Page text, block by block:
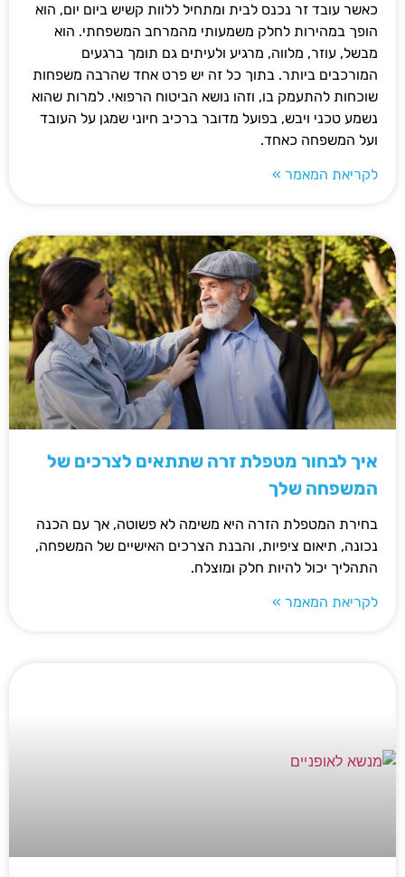
כאשר עובד זר נכנס לבית ומתחיל ללוות קשיש ביום יום, הוא
הופך במהירות לחלק משמעותי מהמרחב המשפחתי. הוא
מבשל, עוזר, מלווה, מרגיע ולעיתים גם תומך ברגעים
המורכבים ביותר. בתוך כל זה יש פרט אחד שהרבה משפחות
שוכחות להתעמק בו, וזהו נושא הביטוח הרפואי. למרות שהוא
נשמע טכני ויבש, בפועל מדובר ברכיב חיוני שמגן על העובד
ועל המשפחה כאחד.
לקריאת המאמר »
איך לבחור מטפלת זרה שתתאים לצרכים של
המשפחה שלך
בחירת המטפלת הזרה היא משימה לא פשוטה, אך עם הכנה
נכונה, תיאום ציפיות, והבנת הצרכים האישיים של המשפחה,
התהליך יכול להיות חלק ומוצלח.
לקריאת המאמר »